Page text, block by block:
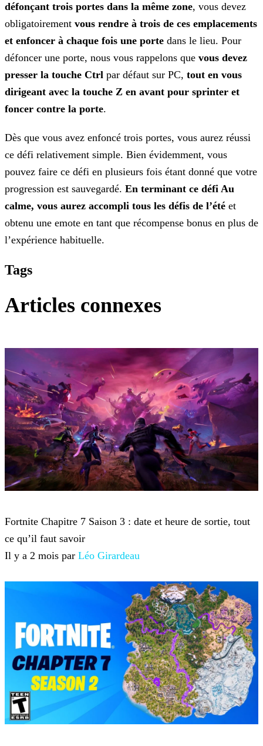
défonçant trois portes dans la même zone, vous devez
obligatoirement vous rendre à trois de ces emplacements
et enfoncer à chaque fois une porte dans le lieu. Pour
défoncer une porte, nous vous rappelons que vous devez
presser la touche Ctrl par défaut sur PC, tout en vous
dirigeant avec la touche Z en avant pour sprinter et
foncer contre la porte.
Dès que vous avez enfoncé trois portes, vous aurez réussi
ce défi relativement simple. Bien évidemment, vous
pouvez faire ce défi en plusieurs fois étant donné que votre
progression est sauvegardé. En terminant ce défi Au
calme, vous aurez accompli tous les défis de l’été et
obtenu une emote en tant que récompense bonus en plus de
l’expérience habituelle.
Tags
Articles connexes
Fortnite Chapitre 7 Saison 3 : date et heure de sortie, tout
ce qu’il faut savoir
Il y a 2 mois par Léo Girardeau